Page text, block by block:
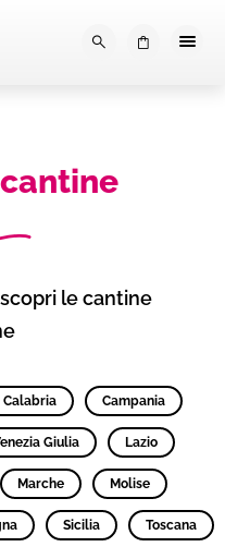
alla
le cantine
Calabria Campania
Giulia Lazio
Marche Molise
Sicilia Toscana